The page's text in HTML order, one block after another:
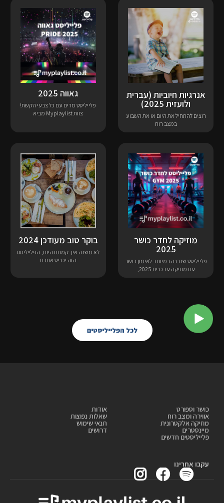
אנרגיות חיוביות (עברית
ולועזית 2025)
רוצים להתחיל את היום או את השבוע
במצב רוח
גאווה 2025
פלייליסט מרים עם כל צבעי הקשת!
צוות Myplaylist מביא
מוזיקה לחדר כושר
2025
פלייליסט שנבנה במיוחד לאימון כושר
עם מוזיקה עדכנית 2025,
בוקר טוב מעודכן 2024
לא משנה איך קמתם היום, הפלייליסט
הזה יכניס אתכם
לכל הפלייליסטים
כושר וספורט
אווירה ומצב רוח
מוזיקה אלקטרונית
מיינסטרים
פלייליסטים חדשים
אודות
שאלות נפוצות
תנאי שימוש
דרושים
עקבו אחרינו